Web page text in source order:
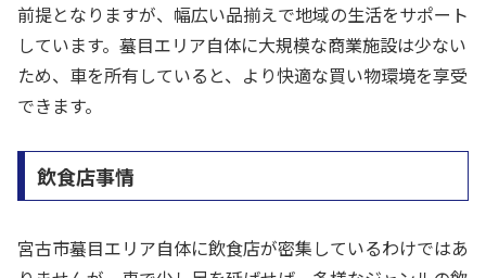
前提となりますが、幅広い品揃えで地域の生活をサポート
しています。蟇目エリア自体に大規模な商業施設は少ない
ため、車を所有していると、より快適な買い物環境を享受
できます。
飲食店事情
宮古市蟇目エリア自体に飲食店が密集しているわけではあ